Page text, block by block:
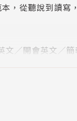
，從聽說到讀寫
／開會英文／
套用
怎麼回才不失